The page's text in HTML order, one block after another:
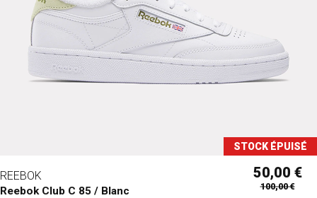
STOCK ÉPUISÉ
REEBOK
Reebok Club C 85 / Blanc
50,00 €
100,00 €